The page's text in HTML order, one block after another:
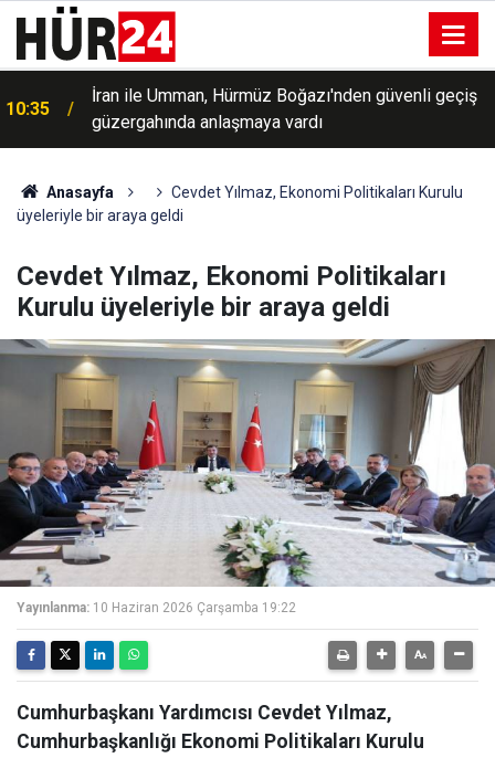
10:35
İran ile Umman, Hürmüz Boğazı'nden güvenli geçiş
güzergahında anlaşmaya vardı
Anasayfa
Cevdet Yılmaz, Ekonomi Politikaları Kurulu
üyeleriyle bir araya geldi
Cevdet Yılmaz, Ekonomi Politikaları
Kurulu üyeleriyle bir araya geldi
Yayınlanma: 10 Haziran 2026 Çarşamba 19:22
Cumhurbaşkanı Yardımcısı Cevdet Yılmaz,
Cumhurbaşkanlığı Ekonomi Politikaları Kurulu